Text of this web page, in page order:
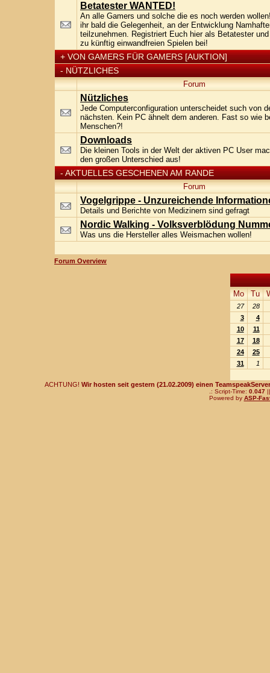
Betatester WANTED!
An alle Gamers und solche die es noch werden
ihr bald die Gelegenheit, an der Entwicklung
teilzunehmen. Registriert Euch hier als Betatester
zu künftig einwandfreien Spielen bei!
+ VON GAMERS FÜR GAMERS [AUKTION]
- NÜTZLICHES
Forum
Nützliches
Jede Computerconfiguration unterscheidet such von
nächsten. Kein PC ähnelt dem anderen. Fast so wie
Menschen?!
Downloads
Die kleinen Tools in der Welt der aktiven PC User
den großen Unterschied aus!
-AKTUELLES GESCHENEN AM RANDE
Forum
Vogelgrippe - Unzureichende
Details und Berichte von Medizinern sind gefragt
Nordic Walking - Volksverblödung
Was uns die Hersteller alles Weismachen wollen!
Forum Overview
Mo Tu
27
28
3
4
10
11
17
18
24
25
31
1
ACHTUNG! Wir hosten seit gestern (21.02.2009) einen
.: Script-Time: 0.047||
Powered by ASP-